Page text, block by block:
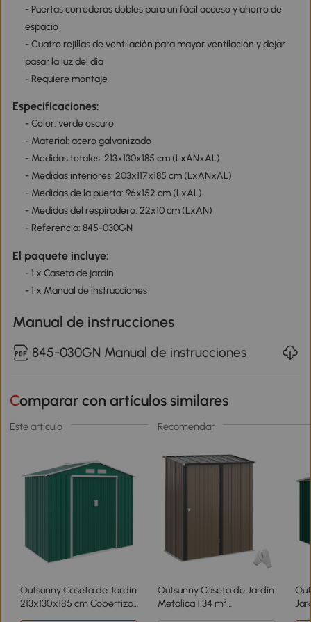
- Puertas correderas dobles para un fácil acceso y ahorro de
espacio
- Cuatro rejillas de ventilación para mayor ventilación y dejar
pasar la luz del día
- Requiere montaje
Especificaciones:
- Color: verde oscuro
- Material: acero galvanizado
- Medidas totales: 213x130x185 cm (LxANxAL)
- Medidas interiores: 203x117x185 cm (LxANxAL)
- Medidas de la puerta: 96x152 cm (LxAL)
- Medidas del respiradero: 22x10 cm (LxAN)
- Referencia: 845-030GN
El paquete incluye:
- 1 x Caseta de jardín
- 1 x Manual de instrucciones
Manual de instrucciones
845-030GN Manual de instrucciones
Comparar con artículos similares
Este artículo Recomendar
Outsunny Caseta de Jardín
213x130x185 cm Cobertizo
Outsunny Caseta de Jardín
Metálica 1,34 m²